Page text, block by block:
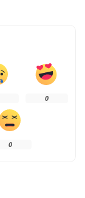
0
0